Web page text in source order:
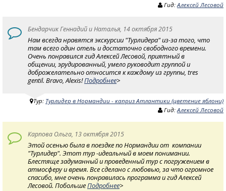
Гид: Алексей Лесовой
Бендарчик Геннадий и Наталья, 14 октября 2015
Нам всегда нравятся экскурсии "Турлидера" из-за того, что
там всего один отель и достаточно свободного времени.
Очень понравился гид Алексей Лесовой, приятный в
общении, эрудированный, умело руководит группой и
доброжелательно относится к каждому из группы, tres
gentil. Bravo, Alexis!Подробнее>
Тур: Турлидер в Нормандии - каприз Атлантики (цветение яблони)
Гид: Алексей Лесовой
Карпова Ольга, 13 октября 2015
Этой осенью была в поездке по Нормандии от компании
"Турлидер". Этот тур -идеальный в моем понимании.
Блестяще задуманный и проведенный тур с погружением в
атмосферу и время. Все сделано с любовью, за что огромное
спасибо, мне очень понравилась программа и гид Алексей
Лесовой. ПобольшеПодробнее>